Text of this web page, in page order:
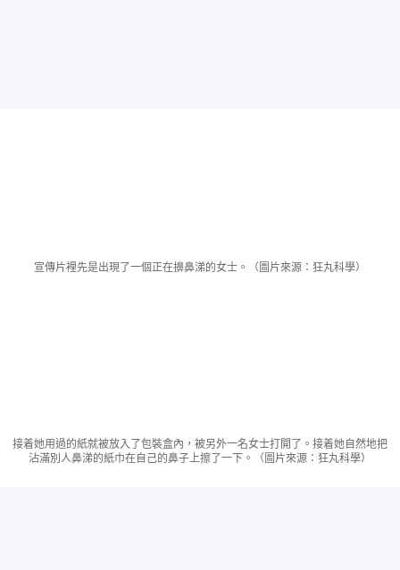
宣傳片裡先是出現了一個正在擤鼻涕的女士。（圖片來源：狂丸科學）
接着她用過的紙就被放入了包裝盒內，被另外一名女士打開了。接着她自然地把
沾滿別人鼻涕的紙巾在自己的鼻子上擦了一下。（圖片來源：狂丸科學）